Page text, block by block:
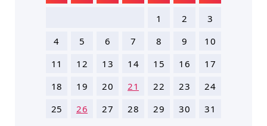
1 2
3
4
5 6 7 8 9
10
11
12 13 14 15 16
17
18
19 20 21 22 23
24
25
26 27 28 29 30 31